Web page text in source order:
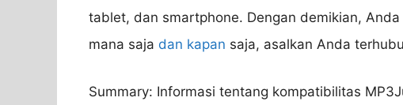
tablet, dan smartphone. Dengan demikian,
mana saja dan kapan saja, asalkan Anda
Summary: Informasi tentang kompatibilitas